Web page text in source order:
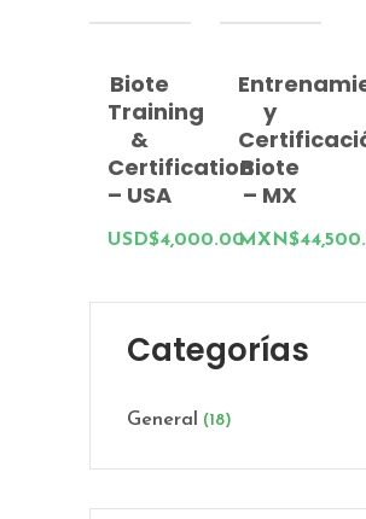
Al
Carrito
Biote
Training
&
Certification
– USA
USD$4,000.00
Al
Carrito
y
Biote
– MX
MXN$
Categorías
General (18)